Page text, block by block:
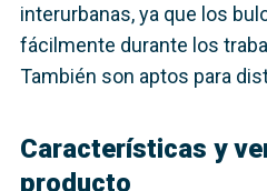
interurbanas, ya que los
fácilmente durante los
También son aptos para
Características y
producto